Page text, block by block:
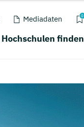
Mediadaten 0
Hochschulen finden